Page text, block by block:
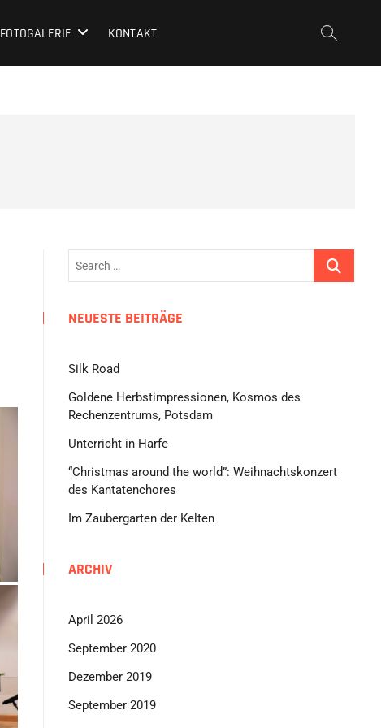
FOTOGALERIE KONTAKT
Search
NEUESTE BEITRÄGE
Silk Road
Goldene Herbstimpressionen, Kosmos des
Rechenzentrums, Potsdam
Unterricht in Harfe
“Christmas around the world”: Weihnachtskonzert
des Kantatenchores
Im Zaubergarten der Kelten
ARCHIV
April 2026
September 2020
Dezember 2019
September 2019